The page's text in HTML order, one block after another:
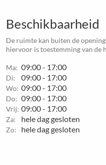
Beschikbaarheid
De ruimte kan buiten de
hiervoor is toestemming van de
Ma: 09:00 - 17:00
Di: 09:00 - 17:00
Wo: 09:00 - 17:00
Do: 09:00 - 17:00
Vrij: 09:00 - 17:00
Za: hele dag gesloten
Zo: hele dag gesloten